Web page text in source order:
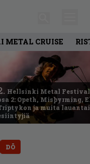
METAL CRUISE
Hellsinki Metal
2: Opeth, Misþyrming,
ja muita
DÖ